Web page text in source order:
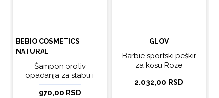
BEBIO COSMETICS
NATURAL
Šampon protiv
opadanja za slabu i
tanku kosu beBio
natural 300ml
970,00 RSD
GLOV
Barbie sportski peškir
za kosu Roze
2.032,00 RSD